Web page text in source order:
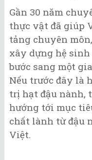
Gần 30 năm
thực vật đã giúp
tảng chuyên
xây dựng hệ
bước sang một
Nếu trước đây là
trị hạt đậu nành,
hướng tới mục
chất lành từ đậu
Việt.